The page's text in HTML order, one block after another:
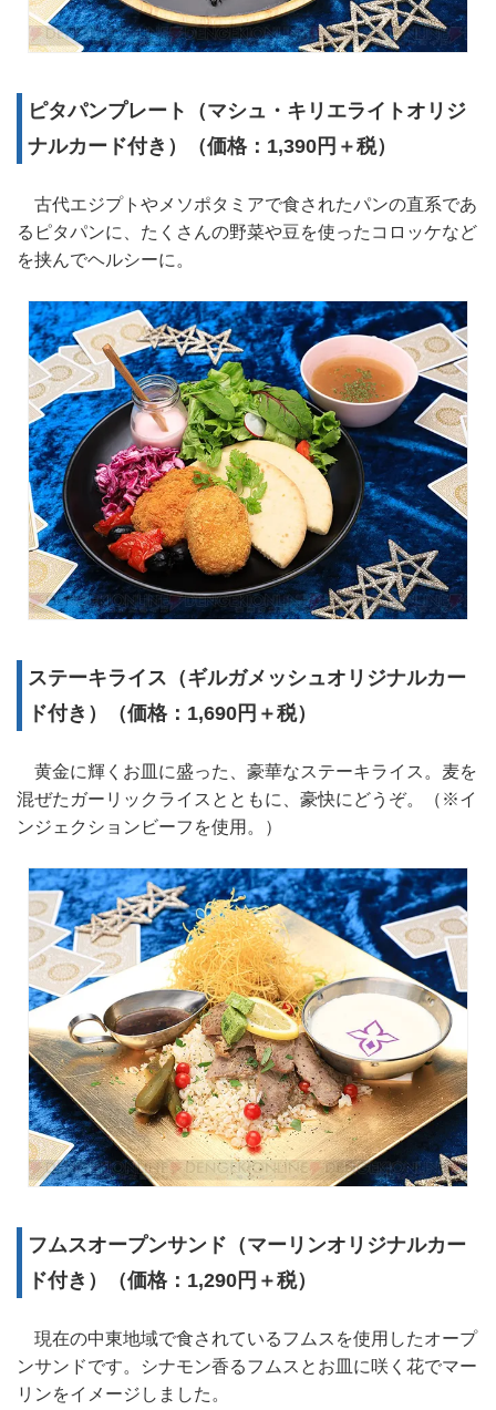
ピタパンプレート（マシュ・キリエライトオリジ
ナルカード付き）（価格：1,390円＋税）
古代エジプトやメソポタミアで食されたパンの直系であ
るピタパンに、たくさんの野菜や豆を使ったコロッケなど
を挟んでヘルシーに。
ステーキライス（ギルガメッシュオリジナルカー
ド付き）（価格：1,690円＋税）
黄金に輝くお皿に盛った、豪華なステーキライス。麦を
混ぜたガーリックライスとともに、豪快にどうぞ。（※イ
ンジェクションビーフを使用。）
フムスオープンサンド（マーリンオリジナルカー
ド付き）（価格：1,290円＋税）
現在の中東地域で食されているフムスを使用したオープ
ンサンドです。シナモン香るフムスとお皿に咲く花でマー
リンをイメージしました。